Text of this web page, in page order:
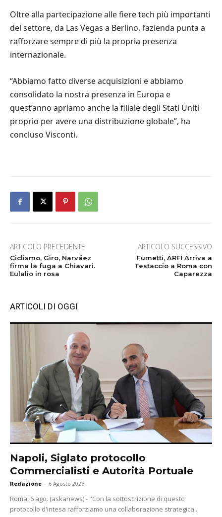
Oltre alla partecipazione alle fiere tech più importanti
del settore, da Las Vegas a Berlino, l’azienda punta a
rafforzare sempre di più la propria presenza
internazionale.
“Abbiamo fatto diverse acquisizioni e abbiamo
consolidato la nostra presenza in Europa e
quest’anno apriamo anche la filiale degli Stati Uniti
proprio per avere una distribuzione globale”, ha
concluso Visconti.
ARTICOLO PRECEDENTE
Ciclismo, Giro, Narváez
firma la fuga a Chiavari.
Eulalio in rosa
ARTICOLO SUCCESSIVO
Fumetti, ARF! Arriva a
Testaccio a Roma con
Caparezza
ARTICOLI DI OGGI
Napoli, Siglato protocollo
Commercialisti e Autorità Portuale
Redazione - 6 Agosto 2026
Roma, 6 ago. (askanews) - "Con la sottoscrizione di questo
protocollo d'intesa rafforziamo una collaborazione strategica...